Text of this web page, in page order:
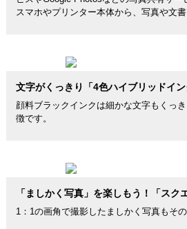
スマホやプリンター本体から、写真や文
文字がくっきり「4色ハイブリッドイン
顔料ブラックインクは細かな文字もくっ
徴です。
「ましかく写真」を楽しもう！「スク
1：1の画角で撮影したましかく写真もそ